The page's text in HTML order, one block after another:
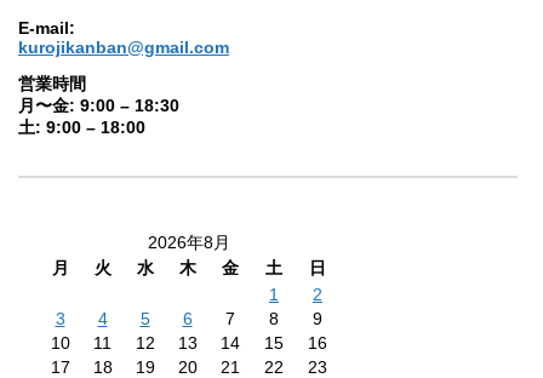
E-mail:
kurojikanban@gmail.com
営業時間
月〜金: 9:00 – 18:30
土: 9:00 – 18:00
2026年8月
月
火 水 木 金 土
日
1
2
3
4 5 6 7 8
9
10
11 12 13 14 15
16
17
18 19 20 21 22
23